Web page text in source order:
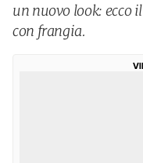
un nuovo look: ecco
con frangia.